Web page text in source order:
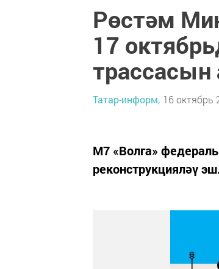
Рөстәм
17
трассасын
Татар-информ, 16 октябрь
М7 «Волга»
реконструкцияләү